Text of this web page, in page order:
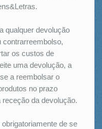
qualquer devolução
contrarreembolso,
os custos de
uma devolução, a
a reembolsar o
no prazo
da devolução.
de se